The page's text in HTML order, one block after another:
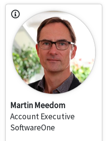
Martin Meedom
Account Executive
SoftwareOne